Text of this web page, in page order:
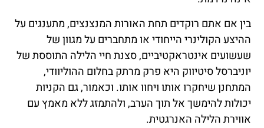
בין אם אתם רוקדים תחת האורות המנצנצים, מתענגים על
ההיצע הקולינרי הייחודי או מתחברים על מגוון של
שעשועים אינטראקטיביים, סצנת חיי הלילה התוססת של
יוניברסל סיטיווק היא פרק מרתק בחלום ההוליוודי,
המתחנן שיחקרו אותו ויחוו אותו. וכאמור, גם הקניות
יכולות להימשך אל תוך הערב, ולהתמזג ללא מאמץ עם
אווירת הלילה האנרגטית.